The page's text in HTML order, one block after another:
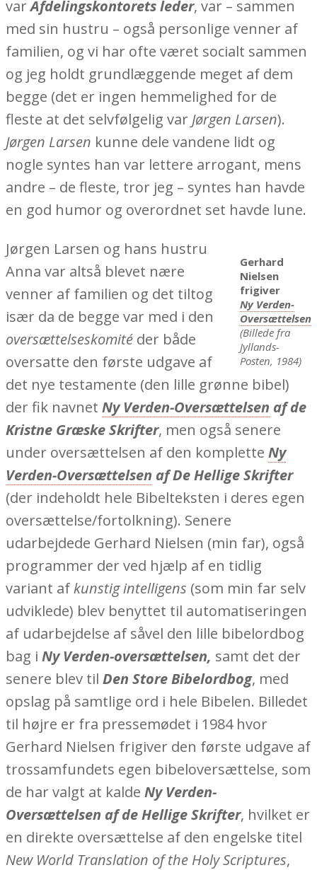
varAfdelingskontorets leder, var – sammen
med sin hustru – også personlige venner af
familien, og vi har ofte været socialt sammen
og jeg holdt grundlæggende meget af dem
begge (det er ingen hemmelighed for de
fleste at det selvfølgelig var Jørgen Larsen).
Jørgen Larsen kunne dele vandene lidt og
nogle syntes han var lettere arrogant, mens
andre – de fleste, tror jeg – syntes han havde
en god humor og overordnet set havde lune.
Gerhard
Nielsen
frigiver
Ny Verden-
Oversættelsen
(Billede fra
Jyllands-
Posten, 1984)
Jørgen Larsen og hans hustru
Anna var altså blevet nære
venner af familien og det tiltog
især da de begge var med i den
oversættelseskomité der både
oversatte den første udgave af
det nye testamente (den lille grønne bibel)
der fik navnet Ny Verden-Oversættelsen af de
Kristne Græske Skrifter, men også senere
under oversættelsen af den komplette Ny
Verden-Oversættelsen af De Hellige Skrifter
(der indeholdt hele Bibelteksten i deres egen
oversættelse/fortolkning). Senere
udarbejdede Gerhard Nielsen (min far), også
programmer der ved hjælp af en tidlig
variant afkunstig intelligens (som min far selv
udviklede) blev benyttet til automatiseringen
af udarbejdelse af såvel den lille bibelordbog
bag i Ny Verden-oversættelsen, samt det der
senere blev til Den Store Bibelordbog, med
opslag på samtlige ord i hele Bibelen. Billedet
til højre er fra pressemødet i 1984 hvor
Gerhard Nielsen frigiver den første udgave af
trossamfundets egen bibeloversættelse, som
de har valgt at kalde Ny Verden-
Oversættelsen af de Hellige Skrifter, hvilket er
en direkte oversættelse af den engelske titel
New World Translation of the Holy Scriptures,